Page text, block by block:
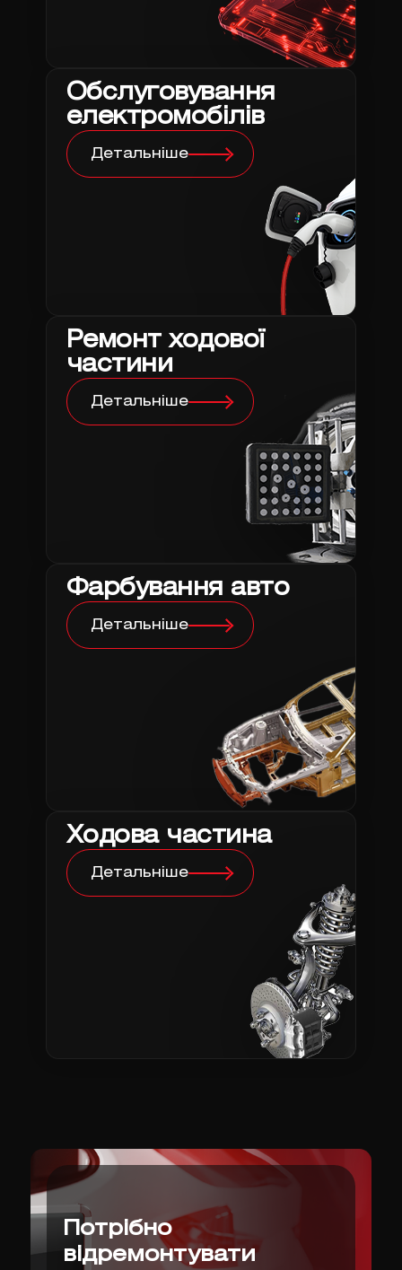
Обслуговування
електромобілів
Детальніше
Ремонт ходової
частини
Детальніше
Фарбування авто
Детальніше
Ходова частина
Детальніше
Потрібно
відремонтувати